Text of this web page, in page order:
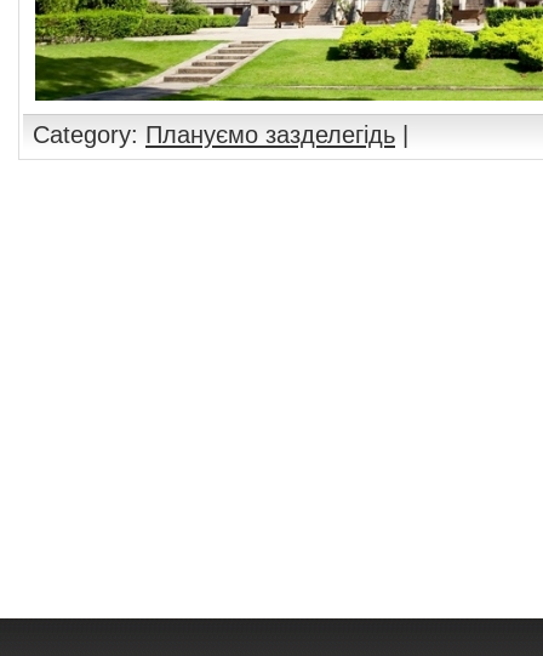
Category: Плануємо зазделегідь